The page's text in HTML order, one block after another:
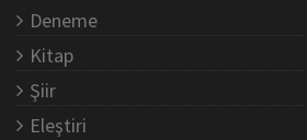
Deneme
Kitap
Şiir
Eleştiri